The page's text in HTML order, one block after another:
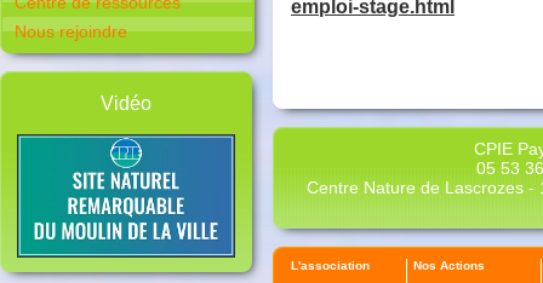
Nous rejoindre
Vidéo
emploi-stage.html
CPIE
05 53
Centre Nature de Lascrozes -
L'association
Nos Actions